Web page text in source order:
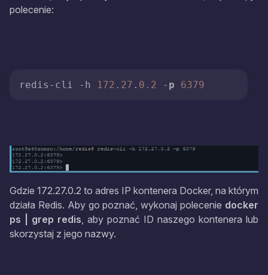
polecenie:
redis-cli -h 172.27 . 0.2 - p 6379
Gdzie 172.27.0.2 to adres IP kontenera Docker, na którym
działa Redis. Aby go poznać, wykonaj polecenie docker
ps | grep redis, aby poznać ID naszego kontenera lub
skorzystaj z jego nazwy.